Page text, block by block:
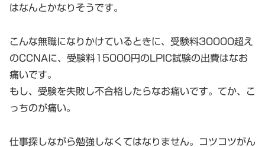
はなんとかなりそうです。
こんな無職になりかけているときに、受験料30000超え
のCCNAに、受験料15000円のLPIC試験の出費はなお
痛いです。
もし、受験を失敗し不合格したらなお痛いです。てか、こ
っちのが痛い。
仕事探しながら勉強しなくてはなりません。コツコツがん